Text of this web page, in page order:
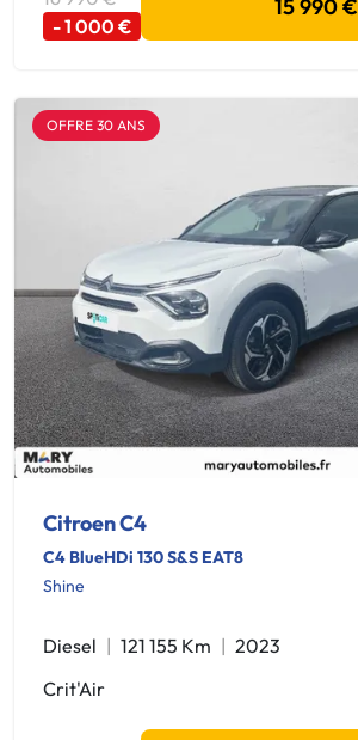
- 1 000 €
15 990 €
OFFRE 30 ANS
Citroen C4
C4 BlueHDi 130 S&S EAT8
Shine
Diesel 121 155 Km
2023
Crit'Air